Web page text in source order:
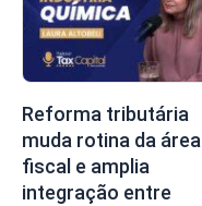
Reforma tributária
muda rotina da área
fiscal e amplia
integração entre